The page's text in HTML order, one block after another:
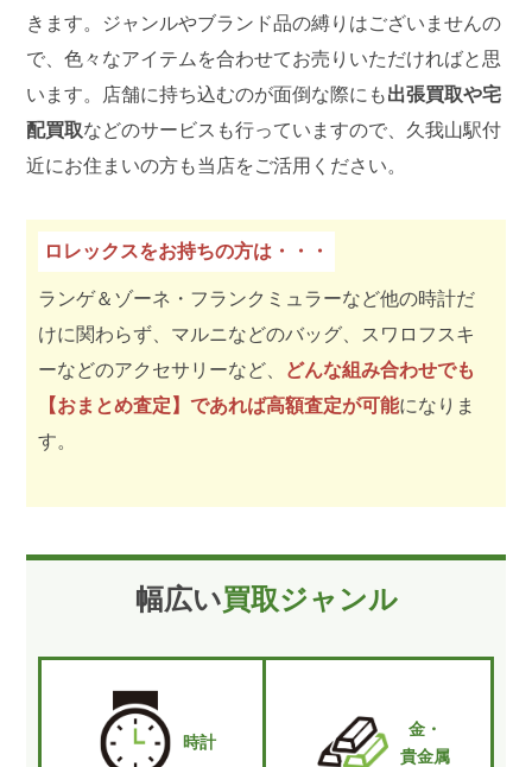
きます。ジャンルやブランド品の縛りはございませんの
で、色々なアイテムを合わせてお売りいただければと思
います。店舗に持ち込むのが面倒な際にも出張買取や宅
配買取などのサービスも行っていますので、久我山駅付
近にお住まいの方も当店をご活用ください。
ロレックスをお持ちの方は・・・
ランゲ＆ゾーネ・フランクミュラーなど他の時計だ
けに関わらず、マルニなどのバッグ、スワロフスキ
ーなどのアクセサリーなど、 どんな組み合わせでも
【おまとめ査定】であれば高額査定が可能になりま
す。
幅広い買取ジャンル
時計
金・
貴金属